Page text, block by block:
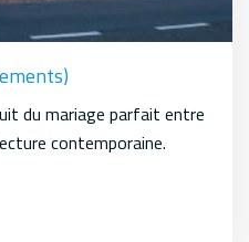
du mariage parfait entre
contemporaine.